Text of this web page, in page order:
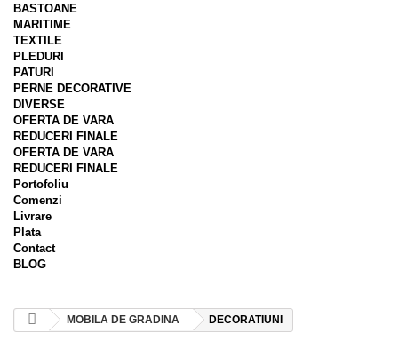
BASTOANE
MARITIME
TEXTILE
PLEDURI
PATURI
PERNE DECORATIVE
DIVERSE
OFERTA DE VARA
REDUCERI FINALE
OFERTA DE VARA
REDUCERI FINALE
Portofoliu
Comenzi
Livrare
Plata
Contact
BLOG
MOBILA DE GRADINA DECORATIUNI